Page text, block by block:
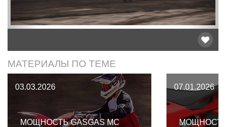
МАТЕРИАЛЫ ПО ТЕМЕ
03.03.2026
МОЩНОСТЬ GASGAS MC
07.01.2026
МОЩНОСТЬ